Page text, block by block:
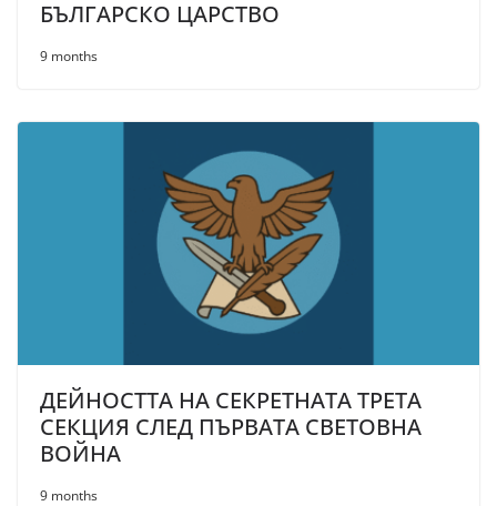
БЪЛГАРСКО ЦАРСТВО
9 months
ДЕЙНОСТТА НА СЕКРЕТНАТА ТРЕТА
СЕКЦИЯ СЛЕД ПЪРВАТА СВЕТОВНА
ВОЙНА
9 months